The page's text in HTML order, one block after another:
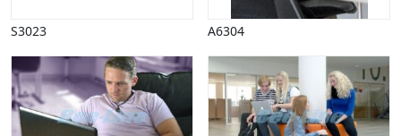
Penge, finans
Piktogrammer
Pinse
Politik, arbejdsmarked
Restauration, hotel
S3023 A6304